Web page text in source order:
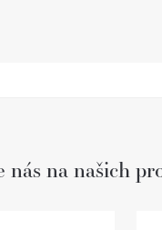
nás na našich